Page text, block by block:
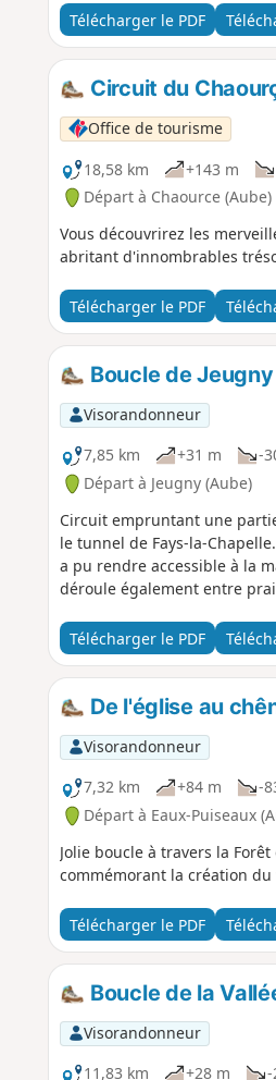
Télécharger le PDF
Circuit du
Office de tourisme
18,58 km
+143 m
Départ à Chaource (Aube)
Vous découvrirez les
abritant d'innombrables
Télécharger le PDF
Boucle de
Visorandonneur
7,85 km
+31 m -
Départ à Jeugny (Aube)
Circuit empruntant une
le tunnel de Fays-la-
a pu rendre accessible à la
déroule également entre
Télécharger le PDF
De l'église au
Visorandonneur
7,32 km
+84 m -
Départ à Eaux-Puiseaux
Jolie boucle à travers la
commémorant la création du
Télécharger le PDF
Boucle de la
Visorandonneur
11,83 km
+28 m -